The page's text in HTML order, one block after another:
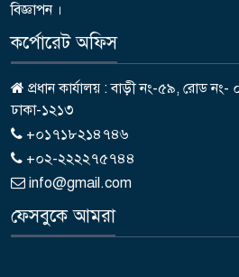
বিজ্ঞাপন ।
কর্পোরেট অফিস
প্রধান কার্যালয় : বাড়ী নং-৫৯, রোড নং-
ঢাকা-১২১৩
+০১৭১৮২১৪৭৪৬
+০২-২২২২৭৫৭৪৪
info@gmail.com
ফেসবুকে আমরা